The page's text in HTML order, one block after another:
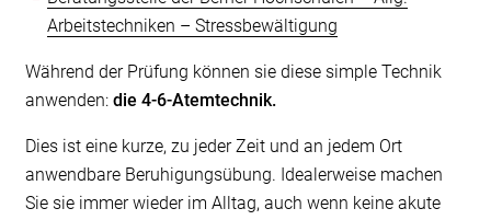
Gehören auch Sie zu diesen Menschen, dann
versuchen Sie gegenüber Fehlern eine andere
Haltung einzunehmen: Sie gehören zum Leben
man gut beherrscht, können Fehler passieren. Sie
müssen nicht perfekt sein, damit andere
Menschen Sie als kompetent ansehen.
Arbeitstechniken – Stressbewältigung
Während der Prüfung können sie diese simple Technik
anwenden: die 4-6-Atemtechnik.
Dies ist eine kurze, zu jeder Zeit und an jedem Ort
anwendbare Beruhigungsübung. Idealerweise machen
Sie sie immer wieder im Alltag, auch wenn keine akute